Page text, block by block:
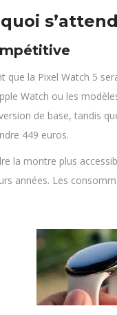
que la Pixel Watch 5
Watch ou les
de base, tandis
449 euros.
la montre plus
années. Les